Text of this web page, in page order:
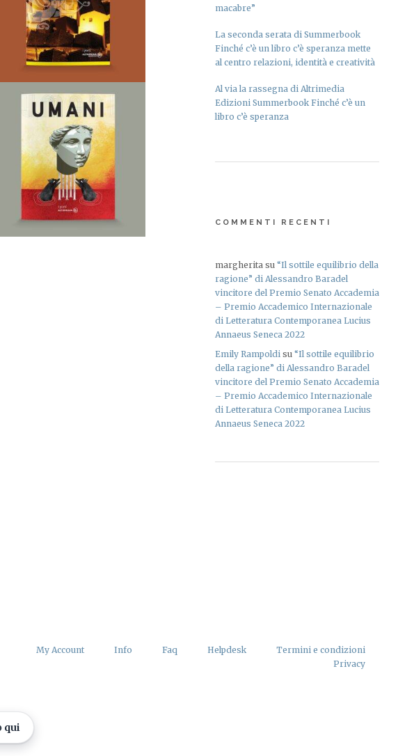
AGGIUNGI AL CARRELLO
AGGIUNGI ALLA
Ereva curaggio
Di Valerio Cascini
€15,00
I Poeti
AGGIUNGI AL CARRELLO
AGGIUNGI ALLA
Umani
macabre”
La seconda serata di Summerbook
Finché c’è un libro c’è speranza mette
al centro relazioni, identità e creatività
Al via la rassegna di Altrimedia
Edizioni Summerbook Finché c’è un
libro c’è speranza
COMMENTI RECENTI
margherita su “Il sottile equilibrio della
ragione” di Alessandro Baradel
vincitore del Premio Senato Accademia
– Premio Accademico Internazionale
di Letteratura Contemporanea Lucius
Annaeus Seneca 2022
Emily Rampoldi su “Il sottile equilibrio
della ragione” di Alessandro Baradel
vincitore del Premio Senato Accademia
– Premio Accademico Internazionale
di Letteratura Contemporanea Lucius
Annaeus Seneca 2022
My Account Info Faq Helpdesk
Termini e condizioni
Privacy
qui